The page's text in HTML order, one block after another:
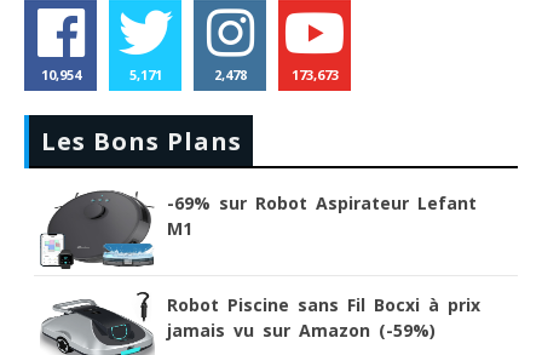
10,954 5,171 2,478 173,673
Les Bons Plans
-69% sur Robot Aspirateur Lefant
M1
Robot Piscine sans Fil Bocxi à prix
jamais vu sur Amazon (-59%)